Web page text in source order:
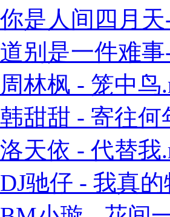
你是人间四月天
道别是一件难
周林枫 - 笼中鸟
韩甜甜 - 寄往何
洛天依 - 代替我
DJ驰仔 - 我真